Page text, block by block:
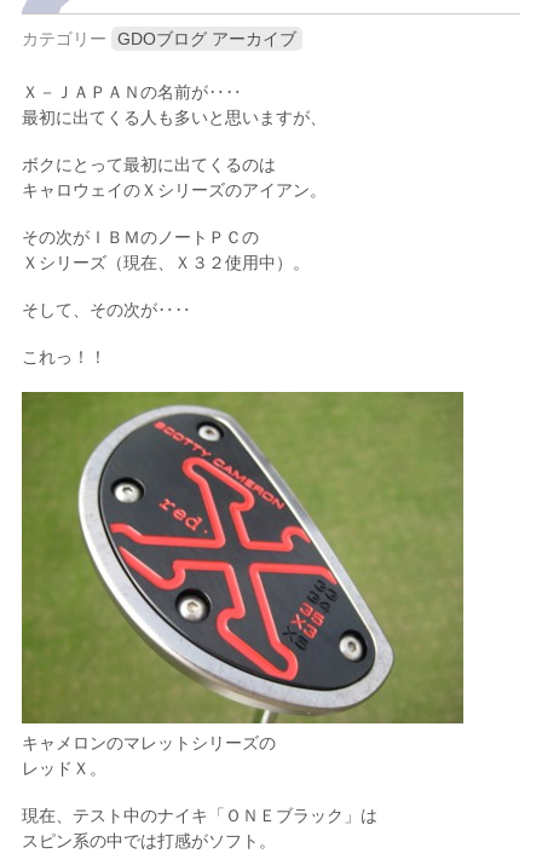
カテゴリー GDOブログ アーカイブ
Ｘ－ＪＡＰＡＮの名前が‥‥
最初に出てくる人も多いと思いますが、
ボクにとって最初に出てくるのは
キャロウェイのＸシリーズのアイアン。
その次がＩＢＭのノートＰＣの
Ｘシリーズ（現在、Ｘ３２使用中）。
そして、その次が‥‥
これっ！！
キャメロンのマレットシリーズの
レッドＸ。
現在、テスト中のナイキ「ＯＮＥブラック」は
スピン系の中では打感がソフト。